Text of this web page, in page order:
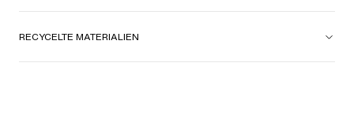
RECYCELTE MATERIALIEN